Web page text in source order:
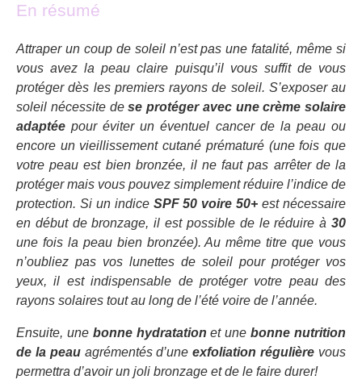
En résumé
Attraper un coup de soleil n’est pas une fatalité, même si
vous avez la peau claire puisqu’il vous suffit de vous
protéger dès les premiers rayons de soleil. S’exposer au
soleil nécessite dese protéger avec une crème solaire
adaptée pour éviter un éventuel cancer de la peau ou
encore un vieillissement cutané prématuré (une fois que
votre peau est bien bronzée, il ne faut pas arrêter de la
protéger mais vous pouvez simplement réduire l’indice de
protection. Si un indiceSPF 50 voire 50+ est nécessaire
en début de bronzage, il est possible de le réduire à 30
une fois la peau bien bronzée). Au même titre que vous
n’oubliez pas vos lunettes de soleil pour protéger vos
yeux, il est indispensable de protéger votre peau des
rayons solaires tout au long de l’été voire de l’année.
Ensuite, une bonne hydratation et unebonne nutrition
de la peauagrémentés d’une exfoliation régulière vous
permettra d’avoir un joli bronzage et de le faire durer!